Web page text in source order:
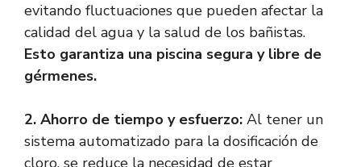
evitando fluctuaciones que pueden afectar la
calidad del agua y la salud de los bañistas.
Esto garantiza una piscina segura y libre de
gérmenes.
2. Ahorro de tiempo y esfuerzo: Al tener un
sistema automatizado para la dosificación de